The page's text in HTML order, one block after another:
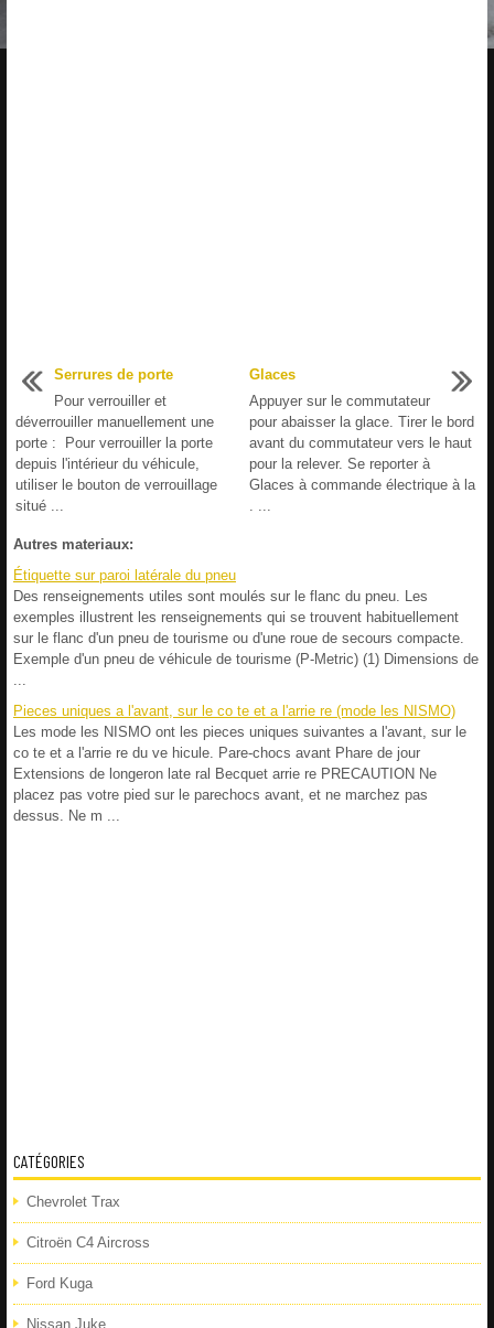
Serrures de porte
Pour verrouiller et
déverrouiller manuellement une
porte : Pour verrouiller la porte
depuis l'intérieur du véhicule,
utiliser le bouton de verrouillage
situé ...
Glaces
Appuyer sur le commutateur
pour abaisser la glace. Tirer le bord
avant du commutateur vers le haut
pour la relever. Se reporter à
Glaces à commande électrique à la
Autres materiaux:
Étiquette sur paroi latérale du pneu
Des renseignements utiles sont moulés sur le flanc du pneu. Les
exemples illustrent les renseignements qui se trouvent habituellement
sur le flanc d'un pneu de tourisme ou d'une roue de secours compacte.
Exemple d'un pneu de véhicule de tourisme (P-Metric) (1) Dimensions de
Pieces uniques a l'avant, sur le co te et a l'arrie re (mode les NISMO)
Les mode les NISMO ont les pieces uniques suivantes a l'avant, sur le
co te et a l'arrie re du ve hicule. Pare-chocs avant Phare de jour
Extensions de longeron late ral Becquet arrie re PRECAUTION Ne
placez pas votre pied sur le parechocs avant, et ne marchez pas
dessus. Ne m ...
CATÉGORIES
Chevrolet Trax
Citroën C4 Aircross
Ford Kuga
Nissan Juke